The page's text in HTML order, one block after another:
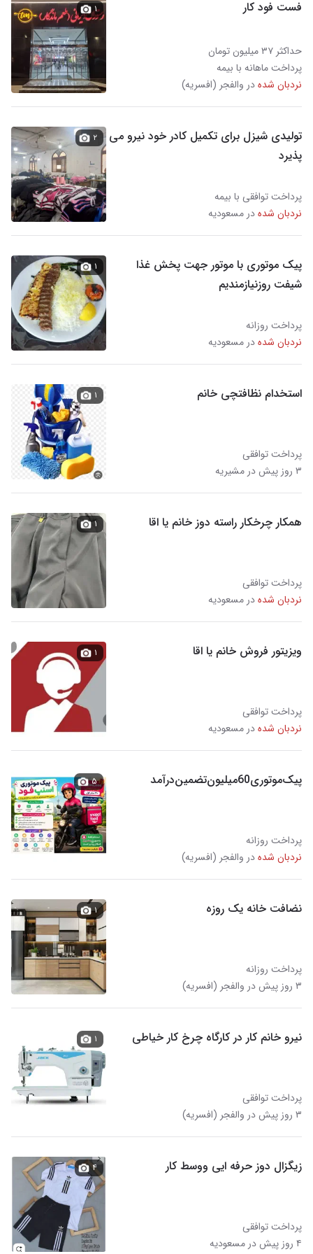
فست فود کار
حداکثر ۳۷ میلیون تومان
پرداخت ماهانه با بیمه
نردبان شدهدر والفجر (افسریه)
۱
تولیدی شیزل برای تکمیل کادر خود نیرو می
پذیرد
پرداخت توافقی با بیمه
نردبان شدهدر مسعودیه
۲
پیک موتوری با موتور جهت پخش غذا
شیفت روزنیازمندیم
پرداخت روزانه
نردبان شدهدر مسعودیه
۱
استخدام نظافتچی خانم
پرداخت توافقی
۳ روز پیش در مشیریه
۱
همکار چرخکار راسته دوز خانم یا اقا
پرداخت توافقی
نردبان شدهدر مسعودیه
۱
ویزیتور فروش خانم یا اقا
پرداخت توافقی
نردبان شدهدر مسعودیه
۱
پیک‌موتوری‌60میلیون‌تضمین‌درآمد
پرداخت روزانه
نردبان شدهدر والفجر (افسریه)
۵
نضافت خانه یک روزه
پرداخت روزانه
۳ روز پیش در والفجر (افسریه)
۱
نیرو خانم کار در کارگاه چرخ کار خیاطی
پرداخت توافقی
۳ روز پیش در والفجر (افسریه)
۱
زیگزال دوز حرفه ایی ووسط کار
پرداخت توافقی
۴ روز پیش در مسعودیه
۴